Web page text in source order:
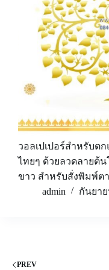
วอลเปเปอร์สำหรับต
ไทยๆ ด้วยลวดลายต้
ขาว สำหรับสั่งพิมพ์ต
admin
กันยาย
PREV